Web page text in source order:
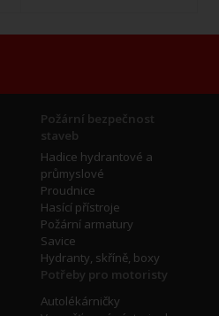
Požární bezpečnost
staveb
Hadice hydrantové a
průmyslové
Proudnice
Hasící přístroje
Požární armatury
Savice
Hydranty, skříně, boxy
Potřeby pro motoristy
Autolékárničky